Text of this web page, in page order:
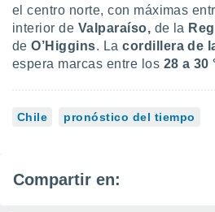
el centro norte, con máximas
interior de Valparaíso, de la
deO’Higgins. Lacordillera de
espera marcas entre los 28 a 30
Chile pronóstico del tiempo
Compartir en: